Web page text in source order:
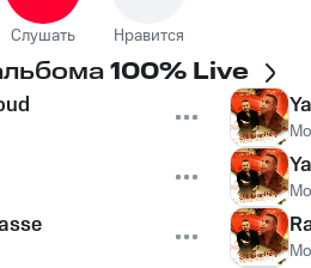
Слушать Нравится
100% Live